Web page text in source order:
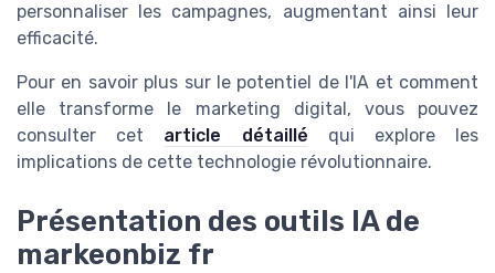
personnaliser les campagnes, augmentant ainsi leur
efficacité.
Pour en savoir plus sur le potentiel de l'IA et comment
elle transforme le marketing digital, vous pouvez
consulter cet article détaillé qui explore les
implications de cette technologie révolutionnaire.
Présentation des outils IA de
markeonbiz fr